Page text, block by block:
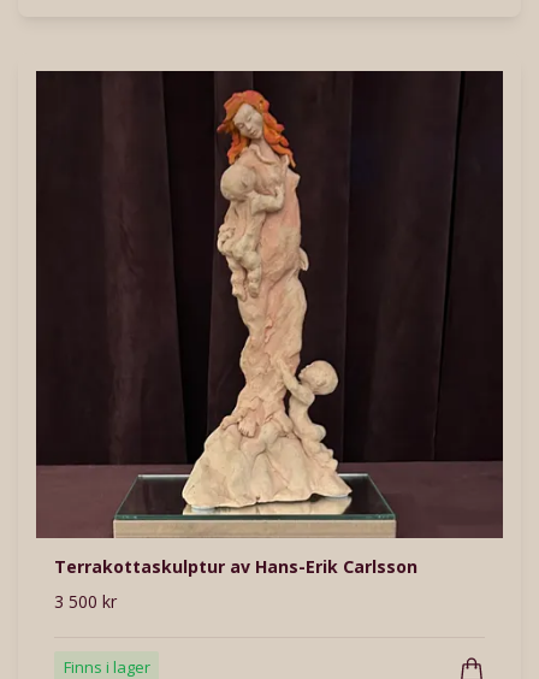
Terrakottaskulptur av Hans-Erik Carlsson
3 500 kr
Finns i lager